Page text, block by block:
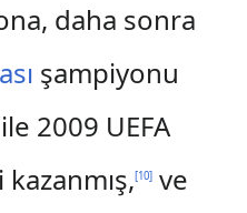
daha sonra
şampiyonu
2009 UEFA
[10]ve